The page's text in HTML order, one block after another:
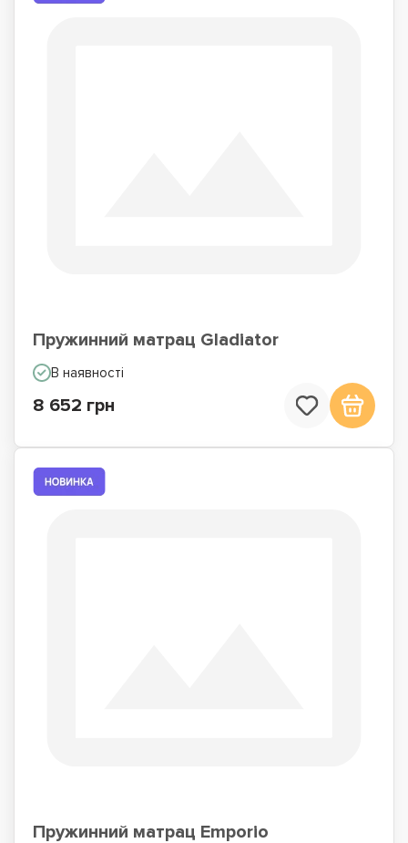
Пружинний матрац Gladiator
В наявності
8 652 грн
Пружинний матрац Emporio